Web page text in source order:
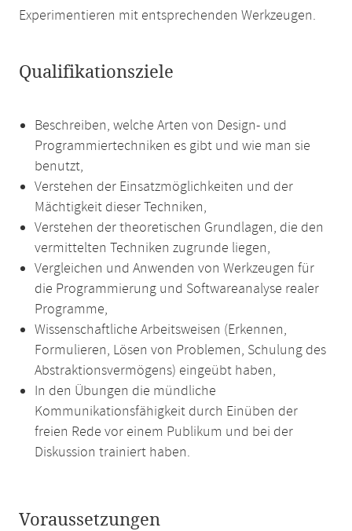
Experimentieren mit entsprechenden Werkzeugen.
Qualifikationsziele
Beschreiben, welche Arten von Design- und
Programmiertechniken es gibt und wie man sie
benutzt,
Verstehen der Einsatzmöglichkeiten und der
Mächtigkeit dieser Techniken,
Verstehen der theoretischen Grundlagen, die den
vermittelten Techniken zugrunde liegen,
Vergleichen und Anwenden von Werkzeugen für
die Programmierung und Softwareanalyse realer
Programme,
Wissenschaftliche Arbeitsweisen (Erkennen,
Formulieren, Lösen von Problemen, Schulung des
Abstraktionsvermögens) eingeübt haben,
In den Übungen die mündliche
Kommunikationsfähigkeit durch Einüben der
freien Rede vor einem Publikum und bei der
Diskussion trainiert haben.
Voraussetzungen